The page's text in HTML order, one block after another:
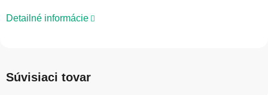
Detailné informácie
Súvisiaci tovar